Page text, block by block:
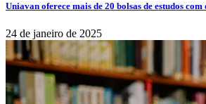
Uniavan oferece mais de 20 bolsas de estudos
24 de janeiro de 2025